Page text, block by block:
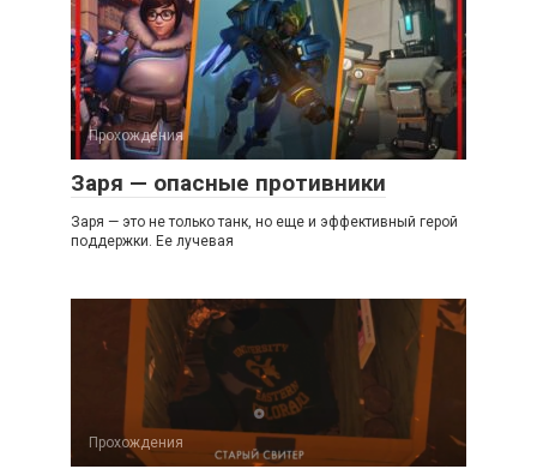
Прохождения
Заря — опасные противники
Заря — это не только танк, но еще и эффективный герой
поддержки. Ее лучевая
Прохождения